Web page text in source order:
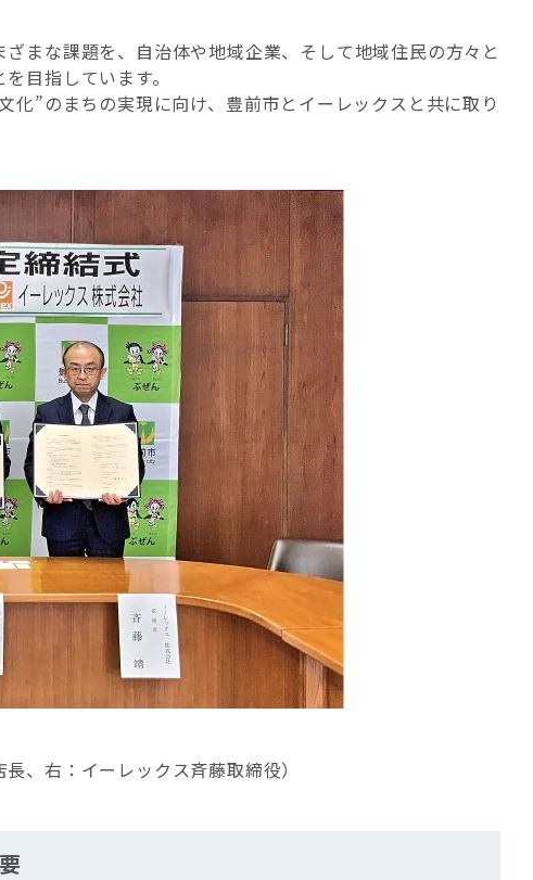
まな課題を、自治体や地域企業、そして地域住民の方々と
目指しています。
”のまちの実現に向け、豊前市とイーレックスと共に取り
、右：イーレックス斉藤取締役）